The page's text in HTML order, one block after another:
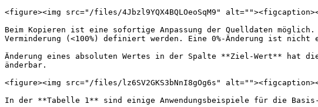
<figure><img src="/files/4Jbzl9YQX4BQLOeoSqM9"
Beim Kopieren ist eine sofortige Anpassung der Quelldaten
Verminderung (<100%) definiert werden. Eine 0%-Änderung ist nicht
Änderung eines absoluten Wertes in der Spalte **Ziel-Wert** hat
änderbar.
<figure><img src="/files/lz6SV2GKS3bNnI8gOg6s"
In der **Tabelle 1** sind einige Anwendungsbeispiele für die